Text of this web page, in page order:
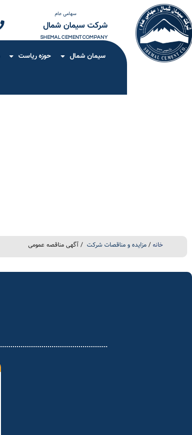
سهامی عام
شرکت سیمان شمال
SHEMAL CEMENT COMPANY
سیمان شمال حوزه ریاست
خانه / مزایده و مناقصات شرکت / آگهی مناقصه عمومی